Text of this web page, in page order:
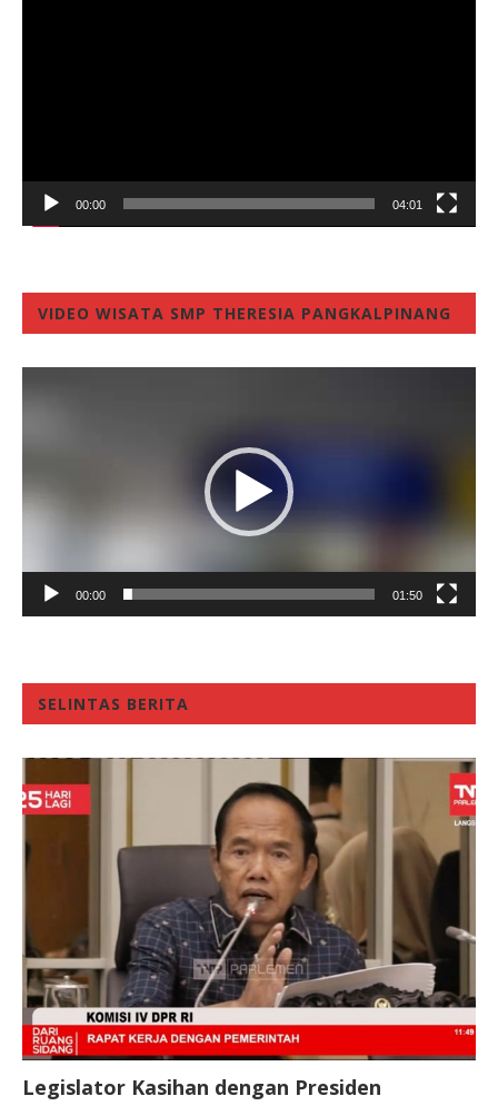
00:00 04:01
VIDEO WISATA SMP THERESIA PANGKALPINANG
00:00 01:50
SELINTAS BERITA
Legislator Kasihan dengan Presiden